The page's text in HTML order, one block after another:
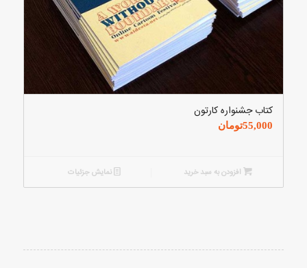
کتاب جشنواره کارتون
55,000تومان
افزودن به سبد خرید نمایش جزئیات